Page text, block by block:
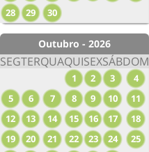
28
29 30
Outubro - 2026
SEGTERQUAQUISEXSÁBDOM
1 2 3
4
5
6 7 8 9 10
11
12
13 14 15 16 17
18
19
20 21 22 23 24
25